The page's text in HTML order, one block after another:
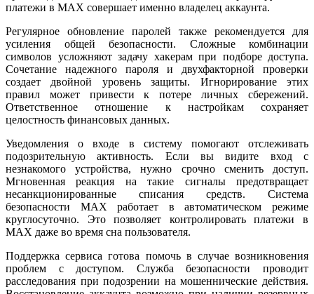
платежи в MAX совершает именно владелец аккаунта.
Регулярное обновление паролей также рекомендуется для
усиления общей безопасности. Сложные комбинации
символов усложняют задачу хакерам при подборе доступа.
Сочетание надежного пароля и двухфакторной проверки
создает двойной уровень защиты. Игнорирование этих
правил может привести к потере личных сбережений.
Ответственное отношение к настройкам сохраняет
целостность финансовых данных.
Уведомления о входе в систему помогают отслеживать
подозрительную активность. Если вы видите вход с
незнакомого устройства, нужно срочно сменить доступ.
Мгновенная реакция на такие сигналы предотвращает
несанкционированные списания средств. Система
безопасности MAX работает в автоматическом режиме
круглосуточно. Это позволяет контролировать платежи в
MAX даже во время сна пользователя.
Поддержка сервиса готова помочь в случае возникновения
проблем с доступом. Служба безопасности проводит
расследования при подозрении на мошеннические действия.